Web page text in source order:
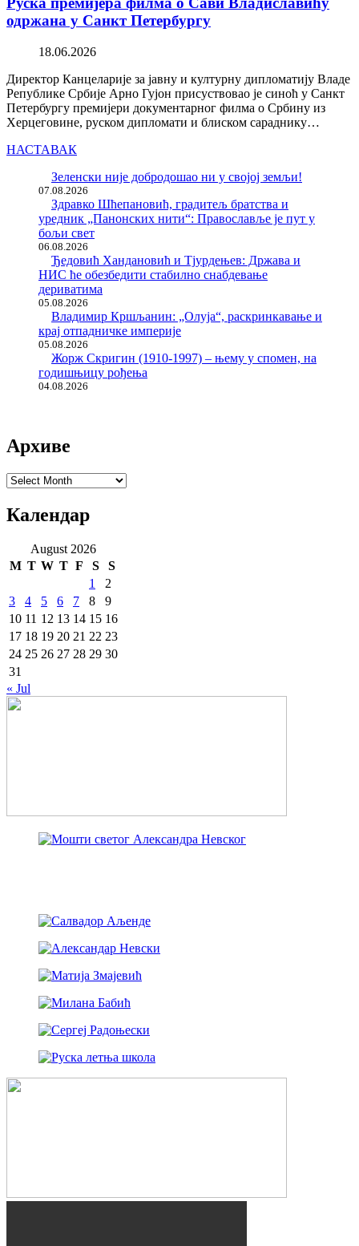
одржана у Санкт Петербургу
18.06.2026
Директор Канцеларије за јавну и културну дипломатију Владе
Републике Србије Арно Гујон присуствовао је синоћ у Санкт
Петербургу премијери документарног филма о Србину из
Херцеговине, руском дипломати и блиском сараднику…
НАСТАВАК
Зеленски није добродошао ни у својој земљи!
07.08.2026
Здравко Шћепановић, градитељ братства и
уредник „Панонских нити“: Православље је пут у
бољи свет
06.08.2026
Ђедовић Хандановић и Тјурдењев: Држава и
НИС ће обезбедити стабилно снабдевање
дериватима
05.08.2026
Владимир Кршљанин: „Олуја“, раскринкавање и
крај отпадничке империје
05.08.2026
Жорж Скригин (1910-1997) – њему у спомен, на
годишњицу рођења
04.08.2026
Архиве
Архиве
Календар
August 2026
M T W T F S
S
1
2
3
4 5 6 7 8
9
10 11 12 13 14 15 16
17 18 19 20 21 22 23
24 25 26 27 28 29 30
31
« Jul